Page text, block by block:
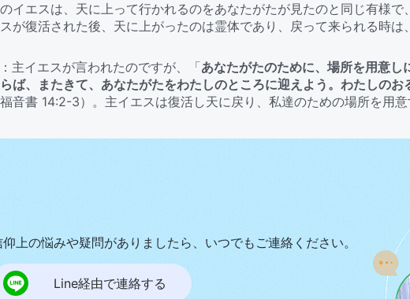
イエスは、天に上って行かれるのをあなたがたが見たのと同じ有様で
が復活された後、天に上がったのは霊体であり、戻って来られる時
わりの日に裁きの働きをなさるため、人の子として再び受肉されたと
て再来したという証言は偽だと牧師や長老はいつも言っているんで
しは受け入れられません。主が雲に乗って降りて来られ、私たちを
主イエスが言われたのですが、「あなたがたのために、場所を用意
ば、またきて、あなたがたをわたしのところに迎えよう。わたしの
音書 14:2-3）。主イエスは復活し天に戻り、私達のための場所を用
あり話し働いているというから、どうやって私達を天国に連れて行
仰上の悩みや疑問がありましたら、いつでもご連絡ください。
Line経由で連絡する